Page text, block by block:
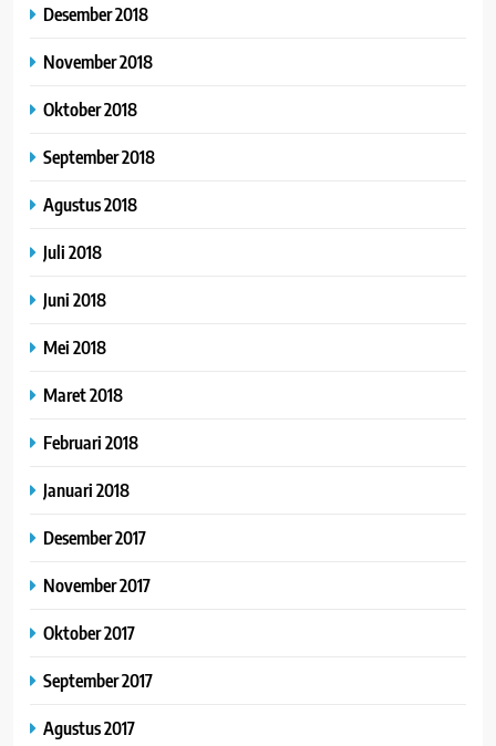
Desember 2018
November 2018
Oktober 2018
September 2018
Agustus 2018
Juli 2018
Juni 2018
Mei 2018
Maret 2018
Februari 2018
Januari 2018
Desember 2017
November 2017
Oktober 2017
September 2017
Agustus 2017